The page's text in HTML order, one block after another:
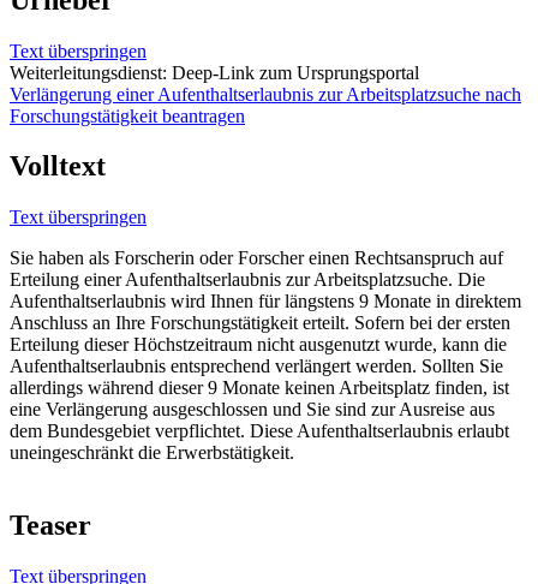
Text überspringen
Weiterleitungsdienst: Deep-Link zum Ursprungsportal
Verlängerung einer Aufenthaltserlaubnis zur Arbeitsplatzsuche nach
Forschungstätigkeit beantragen
Volltext
Text überspringen
Sie haben als Forscherin oder Forscher einen Rechtsanspruch auf
Erteilung einer Aufenthaltserlaubnis zur Arbeitsplatzsuche. Die
Aufenthaltserlaubnis wird Ihnen für längstens 9 Monate in direktem
Anschluss an Ihre Forschungstätigkeit erteilt. Sofern bei der ersten
Erteilung dieser Höchstzeitraum nicht ausgenutzt wurde, kann die
Aufenthaltserlaubnis entsprechend verlängert werden. Sollten Sie
allerdings während dieser 9 Monate keinen Arbeitsplatz finden, ist
eine Verlängerung ausgeschlossen und Sie sind zur Ausreise aus
dem Bundesgebiet verpflichtet. Diese Aufenthaltserlaubnis erlaubt
uneingeschränkt die Erwerbstätigkeit.
Teaser
Text überspringen